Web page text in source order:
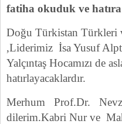
fatiha okuduk ve
Doğu Türkistan Türkleri
,Liderimiz İsa Yusuf
Yalçıntaş Hocamızı de
hatırlayacaklardır.
Merhum Prof.Dr.
dilerim.Kabri Nur ve